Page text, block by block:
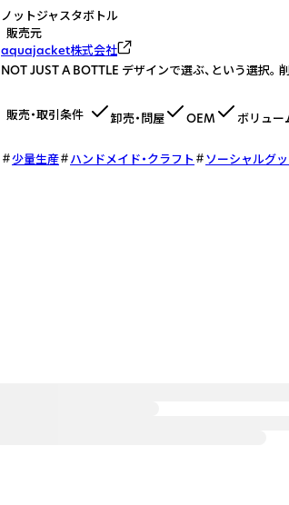
ノットジャスタボトル
販売元
aquajacket株式会社
NOT JUST A BOTTLE デザインで選ぶ、という選択。
販売・取引条件 卸売・問屋 OEM ボリュー
少量生産 ハンドメイド・クラフト ソーシャルグ